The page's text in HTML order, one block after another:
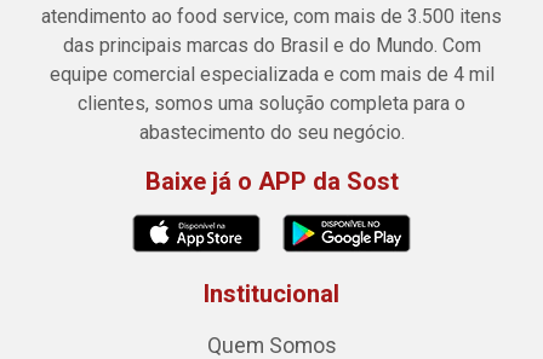
atendimento ao food service, com mais de 3.500 itens
das principais marcas do Brasil e do Mundo. Com
equipe comercial especializada e com mais de 4 mil
clientes, somos uma solução completa para o
abastecimento do seu negócio.
Baixe já o APP da Sost
Institucional
Quem Somos